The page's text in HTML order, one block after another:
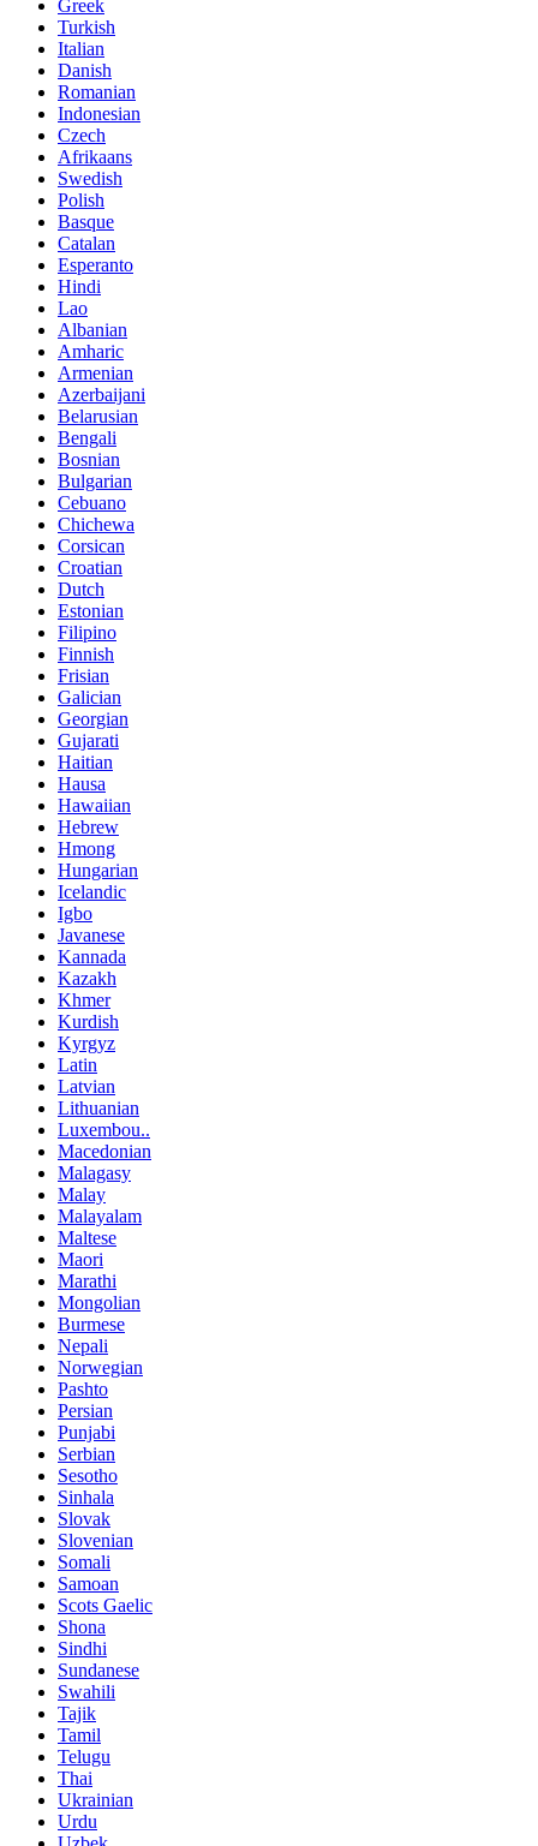
Greek
Turkish
Italian
Danish
Romanian
Indonesian
Czech
Afrikaans
Swedish
Polish
Basque
Catalan
Esperanto
Hindi
Lao
Albanian
Amharic
Armenian
Azerbaijani
Belarusian
Bengali
Bosnian
Bulgarian
Cebuano
Chichewa
Corsican
Croatian
Dutch
Estonian
Filipino
Finnish
Frisian
Galician
Georgian
Gujarati
Haitian
Hausa
Hawaiian
Hebrew
Hmong
Hungarian
Icelandic
Igbo
Javanese
Kannada
Kazakh
Khmer
Kurdish
Kyrgyz
Latin
Latvian
Lithuanian
Luxembou..
Macedonian
Malagasy
Malay
Malayalam
Maltese
Maori
Marathi
Mongolian
Burmese
Nepali
Norwegian
Pashto
Persian
Punjabi
Serbian
Sesotho
Sinhala
Slovak
Slovenian
Somali
Samoan
Scots Gaelic
Shona
Sindhi
Sundanese
Swahili
Tajik
Tamil
Telugu
Thai
Ukrainian
Urdu